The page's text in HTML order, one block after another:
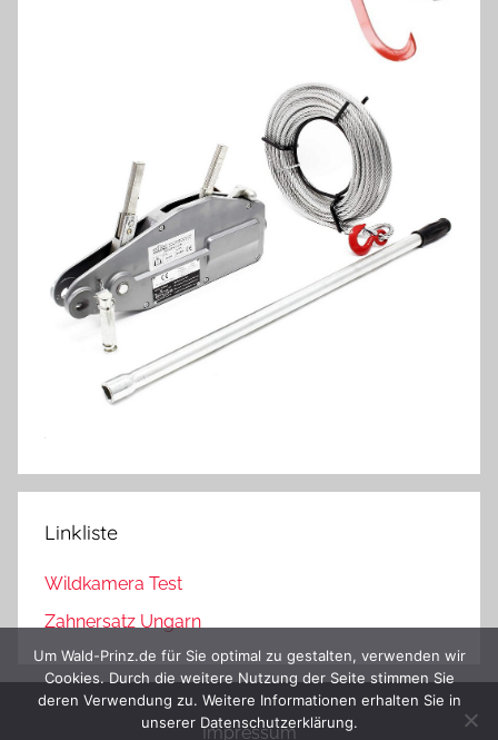
Linkliste
Wildkamera Test
Zahnersatz Ungarn
Impressum
Um Wald-Prinz.de für Sie optimal zu gestalten, verwenden wir
Cookies. Durch die weitere Nutzung der Seite stimmen Sie
deren Verwendung zu. Weitere Informationen erhalten Sie in
unserer Datenschutzerklärung.